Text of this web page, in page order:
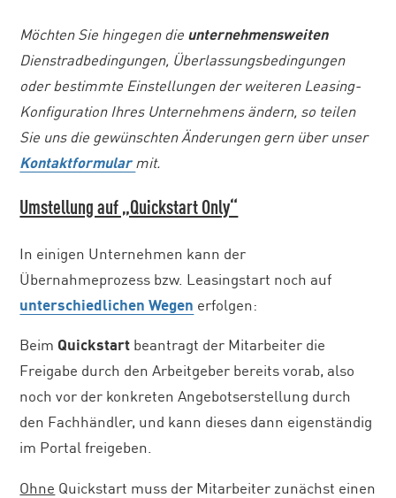
Möchten Sie hingegen die unternehmensweiten
Dienstradbedingungen, Überlassungsbedingungen
oder bestimmte Einstellungen der weiteren Leasing-
Konfiguration Ihres Unternehmens ändern, so teilen
Sie uns die gewünschten Änderungen gern über unser
Kontaktformularmit.
Umstellung auf „Quickstart Only“
In einigen Unternehmen kann der
Übernahmeprozess bzw. Leasingstart noch auf
unterschiedlichen Wegen erfolgen:
Beim Quickstart beantragt der Mitarbeiter die
Freigabe durch den Arbeitgeber bereits vorab, also
noch vor der konkreten Angebotserstellung durch
den Fachhändler, und kann dieses dann eigenständig
im Portal freigeben.
Ohne Quickstart muss der Mitarbeiter zunächst einen